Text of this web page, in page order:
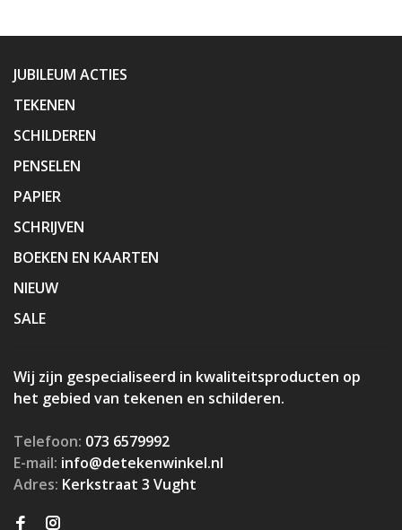
JUBILEUM ACTIES
TEKENEN
SCHILDEREN
PENSELEN
PAPIER
SCHRIJVEN
BOEKEN EN KAARTEN
NIEUW
SALE
Wij zijn gespecialiseerd in kwaliteitsproducten op
het gebied van tekenen en schilderen.
Telefoon: 073 6579992
E-mail: info@detekenwinkel.nl
Adres: Kerkstraat 3 Vught